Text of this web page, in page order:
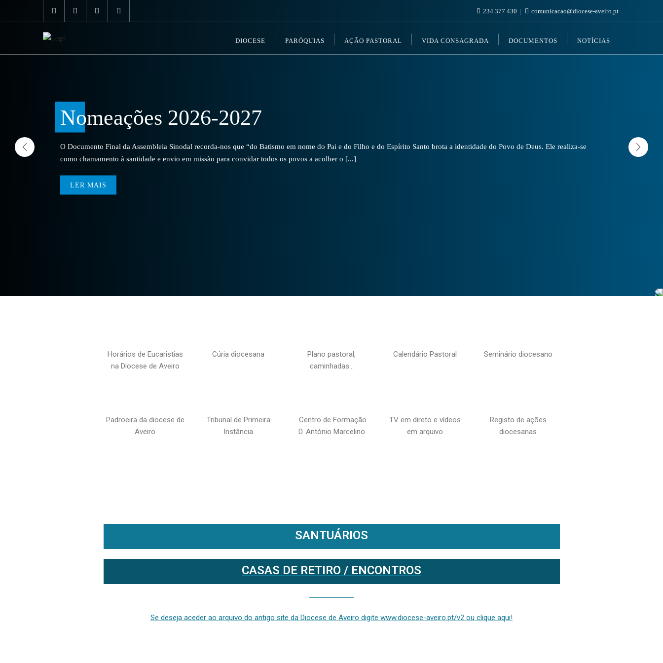
234 377 430 comunicacao@diocese-aveiro.pt
DIOCESE PARÓQUIAS AÇÃO PASTORAL VIDA CONSAGRADA DOCUMENTOS NOTÍCIAS
Nomeações 2026-2027
O Documento Final da Assembleia Sinodal recorda-nos que “do Batismo em nome do Pai e do Filho e do Espírito Santo brota a identidade do Povo de Deus. Ele realiza-se
como chamamento à santidade e envio em missão para convidar todos os povos a acolher o [...]
LER MAIS
Horários de Eucaristias
na Diocese de Aveiro
Cúria diocesana
Plano pastoral,
caminhadas…
Calendário Pastoral Seminário diocesano
Padroeira da diocese de
Aveiro
Tribunal de Primeira
Instância
Centro de Formação
D. António Marcelino
TV em direto e vídeos
em arquivo
Registo de ações
diocesanas
SANTUÁRIOS
CASAS DE RETIRO / ENCONTROS
Se deseja aceder ao arquivo do antigo site da Diocese de Aveiro digite www.diocese-aveiro.pt/v2 ou clique aqui!